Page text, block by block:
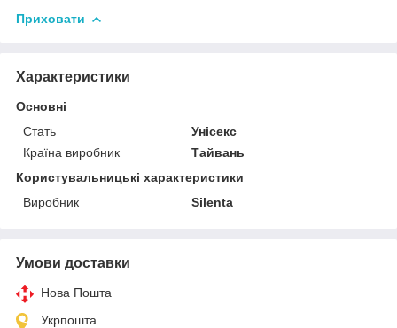
Приховати
Характеристики
Основні
Стать
Унісекс
Країна виробник
Тайвань
Користувальницькі характеристики
Виробник
Silenta
Умови доставки
Нова Пошта
Укрпошта